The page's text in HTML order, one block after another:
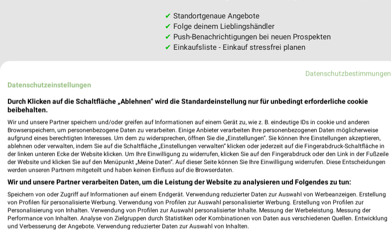
✔ Standortgenaue Angebote
✔ Folge deinem Lieblingshändler
✔ Push-Benachrichtigungen bei neuen Prospekten
✔ Einkaufsliste - Einkauf stressfrei planen
Datenschutzbestimmungen
Datenschutzeinstellungen
Durch Klicken auf die Schaltfläche „Ablehnen“ wird die Standardeinstellung nur für unbedingt erforderliche cookie
beibehalten.
Wir und unsere Partner speichern und/oder greifen auf Informationen auf einem Gerät zu, wie z. B. eindeutige IDs in cookie und anderen
Browserspeichern, um personenbezogene Daten zu verarbeiten. Einige Anbieter verarbeiten Ihre personenbezogenen Daten möglicherweise
aufgrund eines berechtigten Interesses. Um dem zu widersprechen, öffnen Sie die „Einstellungen“. Sie können Ihre Einstellungen akzeptieren,
ablehnen oder verwalten, indem Sie auf die Schaltfläche „Einstellungen verwalten“ klicken oder jederzeit auf die Fingerabdruck-Schaltfläche in
der linken unteren Ecke der Website klicken. Um Ihre Einwilligung zu widerrufen, klicken Sie auf den Fingerabdruck oder den Link in der Fußzeile
der Website und klicken Sie auf den Menüpunkt „Meine Daten“. Auf dieser Seite können Sie Ihre Einwilligung widerrufen. Diese Entscheidungen
werden unseren Partnern mitgeteilt und haben keinen Einfluss auf die Browserdaten.
Wir und unsere Partner verarbeiten Daten, um die Leistung der Website zu analysieren und Folgendes zu tun:
Speichern von oder Zugriff auf Informationen auf einem Endgerät. Verwendung reduzierter Daten zur Auswahl von Werbeanzeigen. Erstellung
von Profilen für personalisierte Werbung. Verwendung von Profilen zur Auswahl personalisierter Werbung. Erstellung von Profilen zur
Personalisierung von Inhalten. Verwendung von Profilen zur Auswahl personalisierter Inhalte. Messung der Werbeleistung. Messung der
Performance von Inhalten. Analyse von Zielgruppen durch Statistiken oder Kombinationen von Daten aus verschiedenen Quellen. Entwicklung
und Verbesserung der Angebote. Verwendung reduzierter Daten zur Auswahl von Inhalten.